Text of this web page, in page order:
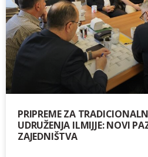
PRIPREME ZA
UDRUŽENJA ILMIJJE: NOVI
ZAJEDNIŠTVA